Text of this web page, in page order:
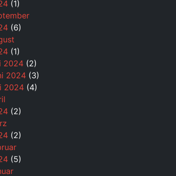
(1)
(6)
(1)
2024(2)
2024(3)
2024(4)
(2)
(2)
(5)